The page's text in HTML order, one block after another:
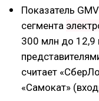
Показатель
сегмента
300 млн до
считает
«Самокат»